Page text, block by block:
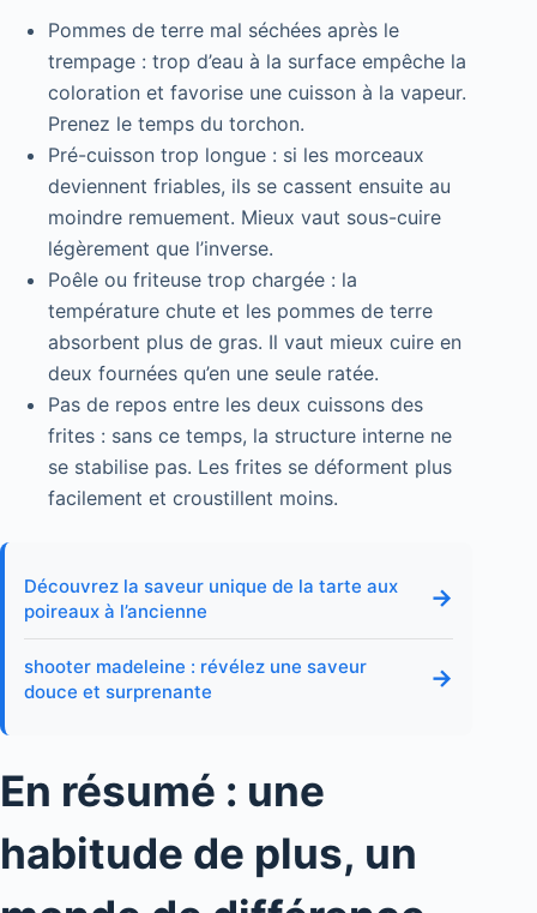
Pommes de terre mal séchées après le
trempage : trop d’eau à la surface empêche la
coloration et favorise une cuisson à la vapeur.
Prenez le temps du torchon.
Pré-cuisson trop longue : si les morceaux
deviennent friables, ils se cassent ensuite au
moindre remuement. Mieux vaut sous-cuire
légèrement que l’inverse.
Poêle ou friteuse trop chargée : la
température chute et les pommes de terre
absorbent plus de gras. Il vaut mieux cuire en
deux fournées qu’en une seule ratée.
Pas de repos entre les deux cuissons des
frites : sans ce temps, la structure interne ne
se stabilise pas. Les frites se déforment plus
facilement et croustillent moins.
Découvrez la saveur unique de la tarte aux
poireaux à l’ancienne
→
shooter madeleine : révélez une saveur
douce et surprenante
→
En résumé : une
habitude de plus, un